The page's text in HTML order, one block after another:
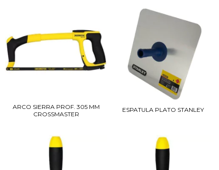
ARCO SIERRA PROF. 305 MM
CROSSMASTER
ESPATULA PLATO STANLEY